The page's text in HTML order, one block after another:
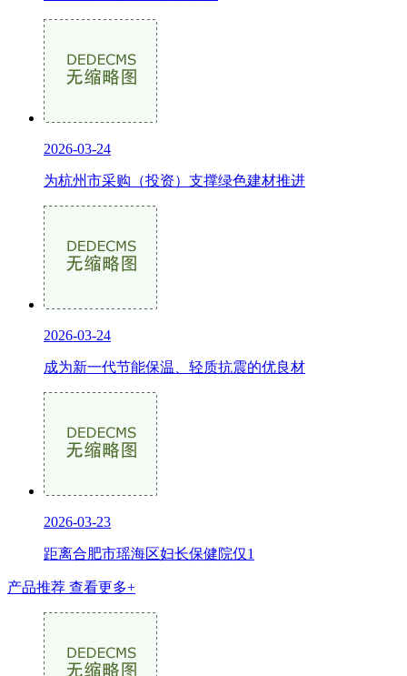
2026-03-24
为杭州市采购（投资）支撑绿色建材推进
2026-03-24
成为新一代节能保温、轻质抗震的优良材
2026-03-23
距离合肥市瑶海区妇长保健院仅1
产品推荐 查看更多+